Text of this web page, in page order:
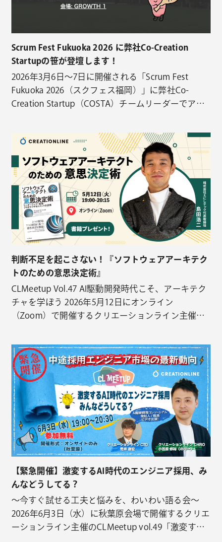
Scrum Fest Fukuoka 2026 に弊社Co-Creation
Startupの笹が登壇します！
2026年3月6日〜7日に開催される「Scrum Fest
Fukuoka 2026（スクフェス福岡）」に弊社Co-
Creation Startup（COSTA）チームリーダーでアジ
開催予定です。 セッション内容（公式ページより引
用） な…
判断不足を起こさない！『ソフトウェアアーキテク
トのための意思決定術』
CLMeetup Vol.47 AI駆動開発時代こそ、アーキテク
チャを学ぼう 2026年5月12日にオンライン
（Zoom）で開催するクリエーションライン主催の
り前になった今だからこそ、「アーキテクチャ」と
「意思決定力」がエンジニアの差を生む時代にな
っ…
【緊急開催】激変するAI時代のエンジニア採用、み
んなどうしてる？
～今すぐ試せる工夫と悩みを、わいわい語る会〜
2026年6月3日（水）に秋葉原会場で開催するクリエ
ーションライン主催のCLMeetup vol.49「激変する